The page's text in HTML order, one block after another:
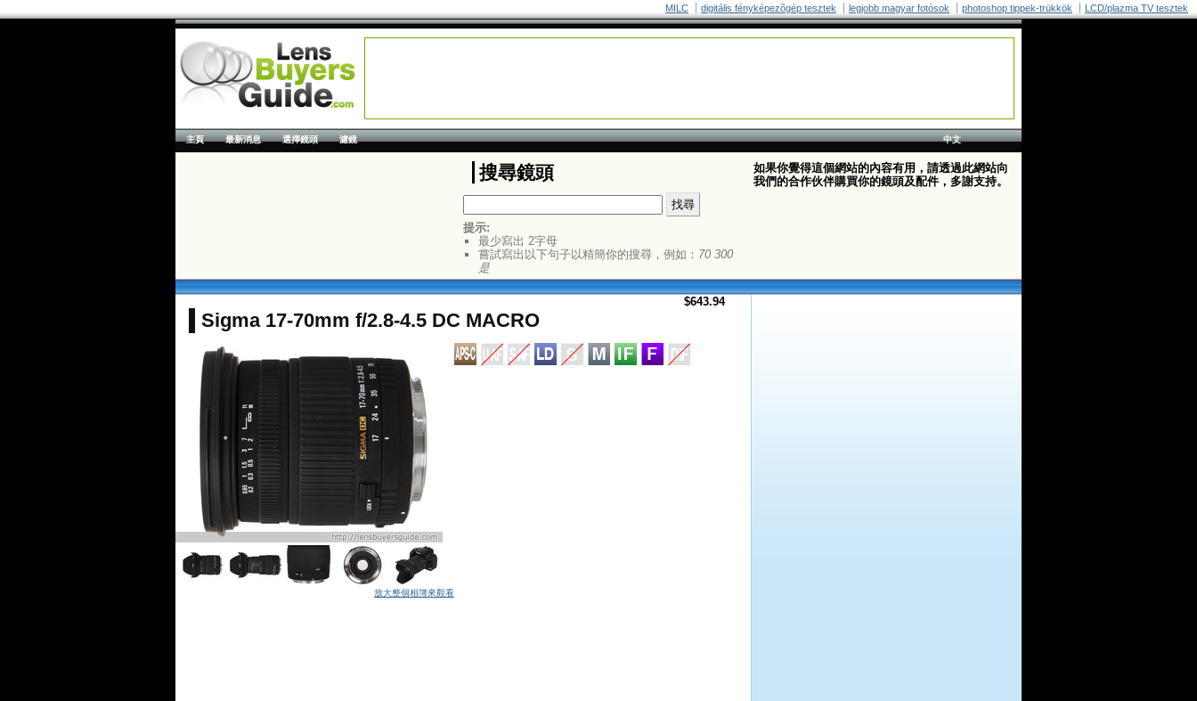
MILC digitális fényképezõgép tesztek legjobb magyar fotósok photoshop tippek-trükkök LCD/plazma TV tesztek
中文
主頁 最新消息 選擇鏡頭 濾鏡
搜尋鏡頭
提示:
最少寫出 2字母
嘗試寫出以下句子以精簡你的搜尋，例如： 70 300
是
如果你覺得這個網站的內容有用，請透過此網站向
我們的合作伙伴購買你的鏡頭及配件，多謝支持。
$643.94
Sigma 17-70mm f/2.8-4.5 DC MACRO
放大整個相簿來觀看